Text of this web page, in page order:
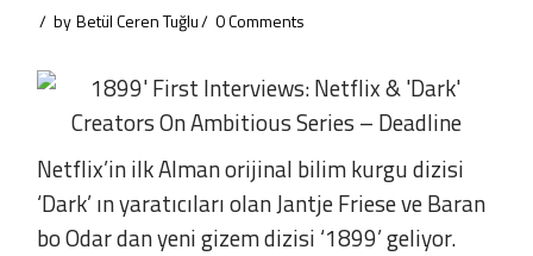
by Betül Ceren Tuğlu 0 Comments
Netflix’in ilk Alman orijinal bilim kurgu dizisi
‘Dark’ ın yaratıcıları olan Jantje Friese ve Baran
bo Odar dan yeni gizem dizisi ‘1899’ geliyor.